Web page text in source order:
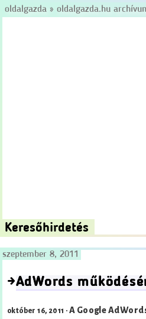
oldalgazda » oldalgazda.hu
Keresőhirdetés
szeptember 8, 2011
→AdWords
október 16, 2011 ·A Google